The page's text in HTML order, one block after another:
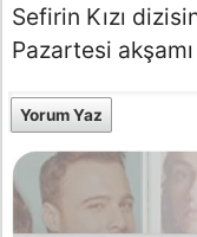
Sefirin Kızı
Pazartesi
Yorum Yaz